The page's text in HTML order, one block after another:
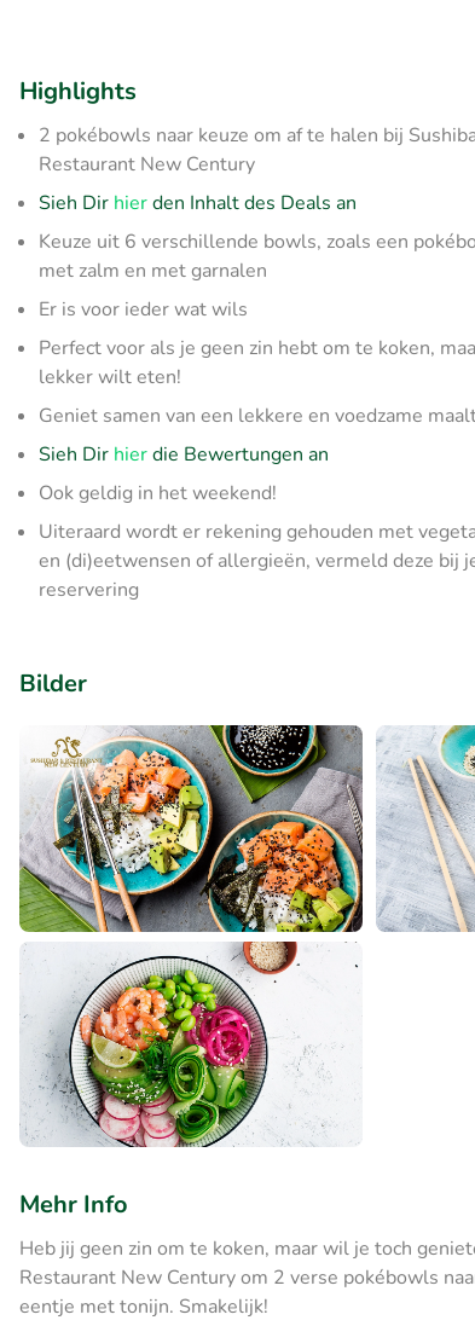
Highlights
2 pokébowls naar keuze om af te halen bij
Restaurant New Century
Sieh Dir hierden Inhalt des Deals an
Keuze uit 6 verschillende bowls, zoals een
met zalm en met garnalen
Er is voor ieder wat wils
Perfect voor als je geen zin hebt om te koken,
lekker wilt eten!
Geniet samen van een lekkere en voedzame
Sieh Dir hierdie Bewertungen an
Ook geldig in het weekend!
Uiteraard wordt er rekening gehouden met
en (di)eetwensen of allergieën, vermeld deze bij
reservering
Bilder
Mehr Info
Heb jij geen zin om te koken, maar wil je toch
Restaurant New Century om 2 verse pokébowls
eentje met tonijn. Smakelijk!